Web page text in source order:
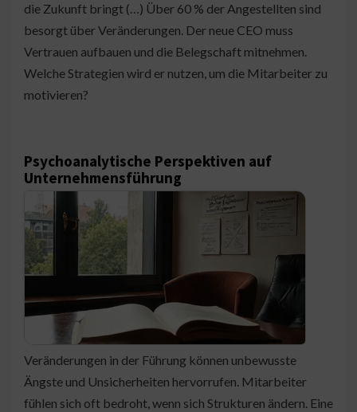
die Zukunft bringt (…) Über 60 % der Angestellten sind
besorgt über Veränderungen. Der neue CEO muss
Vertrauen aufbauen und die Belegschaft mitnehmen.
Welche Strategien wird er nutzen, um die Mitarbeiter zu
motivieren?
Psychoanalytische Perspektiven auf
Unternehmensführung
Veränderungen in der Führung können unbewusste
Ängste und Unsicherheiten hervorrufen. Mitarbeiter
fühlen sich oft bedroht, wenn sich Strukturen ändern. Eine